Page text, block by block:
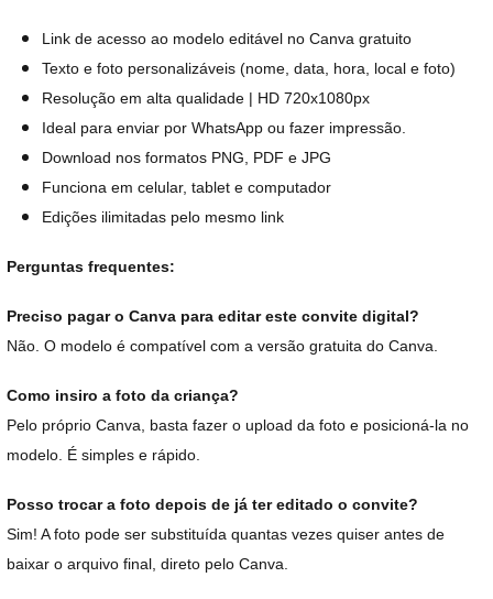
Link de acesso ao modelo editável no Canva gratuito
Texto e foto personalizáveis (nome, data, hora, local e foto)
Resolução em alta qualidade | HD 720x1080px
Ideal para enviar por WhatsApp ou fazer impressão.
Download nos formatos PNG, PDF e JPG
Funciona em celular, tablet e computador
Edições ilimitadas pelo mesmo link
Perguntas frequentes:
Preciso pagar o Canva para editar este convite digital?
Não. O modelo é compatível com a versão gratuita do Canva.
Como insiro a foto da criança?
Pelo próprio Canva, basta fazer o upload da foto e posicioná-la no
modelo. É simples e rápido.
Posso trocar a foto depois de já ter editado o convite?
Sim! A foto pode ser substituída quantas vezes quiser antes de
baixar o arquivo final, direto pelo Canva.